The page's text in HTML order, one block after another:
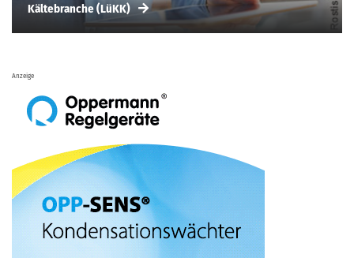
Kältebranche (LüKK)
Anzeige